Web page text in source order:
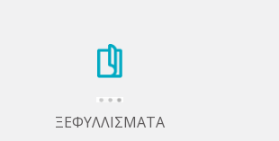
ΞΕΦΥΛΛΙΣΜΑΤΑ